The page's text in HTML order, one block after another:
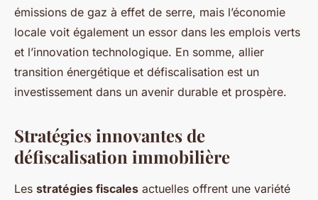
émissions de gaz à effet de serre, mais l’économie
locale voit également un essor dans les emplois verts
et l’innovation technologique. En somme, allier
transition énergétique et défiscalisation est un
investissement dans un avenir durable et prospère.
Stratégies innovantes de
défiscalisation immobilière
Les stratégies fiscales actuelles offrent une variété